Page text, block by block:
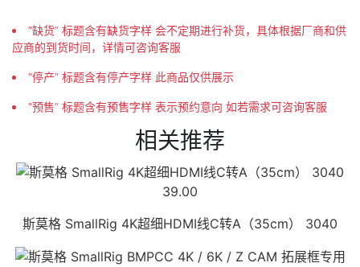
“缺货” 标题含有缺货字样 会不定期进行补货，具体根据厂商和供
应商的到货时间，详情可咨询客服
“停产” 标题含有停产字样 此商品仅供展示
“预售” 标题含有预售字样 表示预约意向 如若需求可咨询客服
相关推荐
39.00
斯莫格 SmallRig 4K超细HDMI线C转A（35cm） 3040